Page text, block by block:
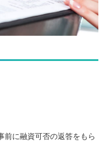
前に融資可否の返答をもら